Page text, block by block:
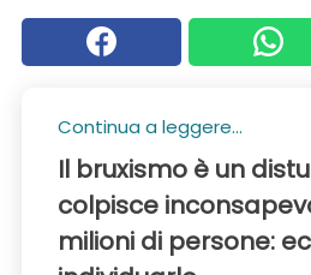
Continua a leggere...
Il bruxismo è un
colpisce
milioni di persone: